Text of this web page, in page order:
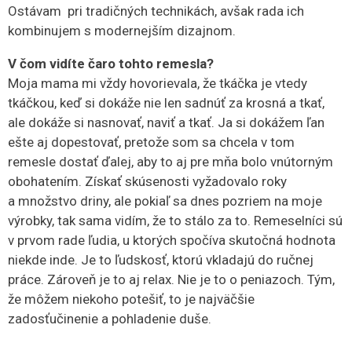
Ostávam pri tradičných technikách, avšak rada ich
kombinujem s modernejším dizajnom.
V čom vidíte čaro tohto remesla?
Moja mama mi vždy hovorievala, že tkáčka je vtedy
tkáčkou, keď si dokáže nie len sadnúť za krosná a tkať,
ale dokáže si nasnovať, naviť a tkať. Ja si dokážem ľan
ešte aj dopestovať, pretože som sa chcela v tom
remesle dostať ďalej, aby to aj pre mňa bolo vnútorným
obohatením. Získať skúsenosti vyžadovalo roky
a množstvo driny, ale pokiaľ sa dnes pozriem na moje
výrobky, tak sama vidím, že to stálo za to. Remeselníci sú
v prvom rade ľudia, u ktorých spočíva skutočná hodnota
niekde inde. Je to ľudskosť, ktorú vkladajú do ručnej
práce. Zároveň je to aj relax. Nie je to o peniazoch. Tým,
že môžem niekoho potešiť, to je najväčšie
zadosťučinenie a pohladenie duše.